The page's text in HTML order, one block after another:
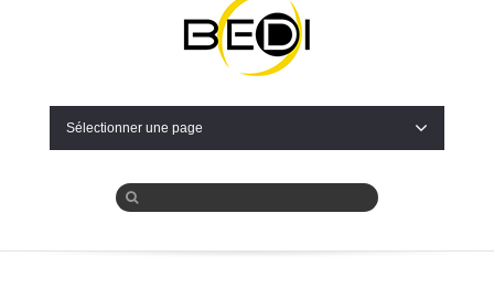
Sélectionner une page